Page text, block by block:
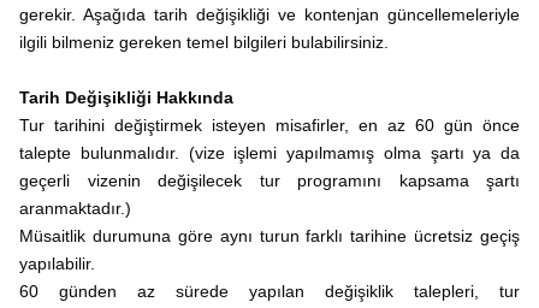
gerekir. Aşağıda tarih değişikliği ve kontenjan güncellemeleriyle
ilgili bilmeniz gereken temel bilgileri bulabilirsiniz.
Tarih Değişikliği Hakkında
Tur tarihini değiştirmek isteyen misafirler, en az 60 gün önce
talepte bulunmalıdır. (vize işlemi yapılmamış olma şartı ya da
geçerli vizenin değişilecek tur programını kapsama şartı
aranmaktadır.)
Müsaitlik durumuna göre aynı turun farklı tarihine ücretsiz geçiş
yapılabilir.
60 günden az sürede yapılan değişiklik talepleri, tur